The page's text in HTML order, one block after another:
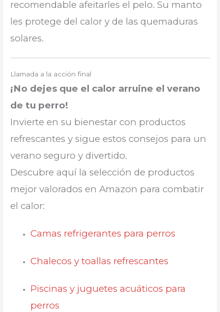
recomendable afeitarles el pelo. Su manto
les protege del calor y de las quemaduras
solares.
Llamada a la acción final
¡No dejes que el calor arruine el verano
de tu perro!
Invierte en su bienestar con productos
refrescantes y sigue estos consejos para un
verano seguro y divertido.
Descubre aquí la selección de productos
mejor valorados en Amazon para combatir
el calor:
Camas refrigerantes para perros
Chalecos y toallas refrescantes
Piscinas y juguetes acuáticos para
perros